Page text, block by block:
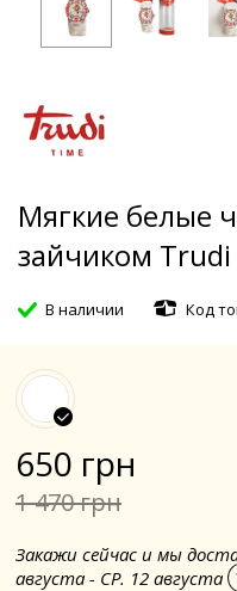
Мягкие белые
зайчиком Trudi
В наличии Код
650 грн
1 470 грн
Закажи сейчас и мы
августа - СР. 12 августа